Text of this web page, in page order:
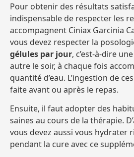
Pour obtenir des résultats
indispensable de respecter les
accompagnent Ciniax Garcinia
vous devez respecter la
gélules par jour, c’est-à-dire
autre le soir, à chaque fois
quantité d’eau. L’ingestion de
faite avant ou après le repas.
Ensuite, il faut adopter des
saines au cours de la thérapie.
vous devez aussi vous hydrater
pendant la cure avec ce